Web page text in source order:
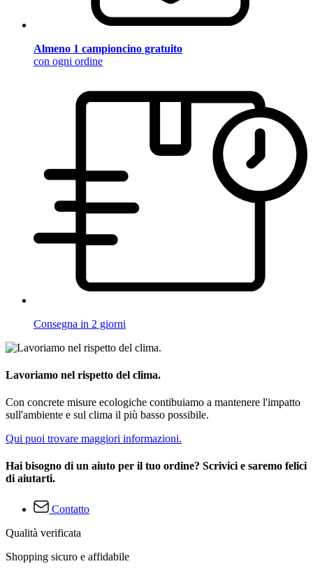
Almeno 1 campioncino gratuito
con ogni ordine
Consegna in 2 giorni
Lavoriamo nel rispetto del clima.
Con concrete misure ecologiche contibuiamo a mantenere l'impatto
sull'ambiente e sul clima il più basso possibile.
Qui puoi trovare maggiori informazioni.
Hai bisogno di un aiuto per il tuo ordine? Scrivici e saremo felici
di aiutarti.
Contatto
Qualità verificata
Shopping sicuro e affidabile